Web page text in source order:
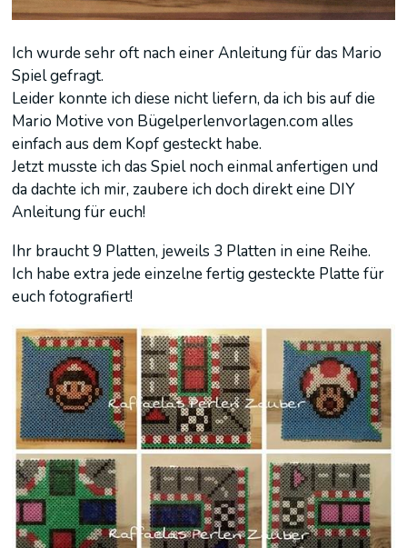
Ich wurde sehr oft nach einer Anleitung für das Mario
Spiel gefragt.
Leider konnte ich diese nicht liefern, da ich bis auf die
Mario Motive von Bügelperlenvorlagen.com alles
einfach aus dem Kopf gesteckt habe.
Jetzt musste ich das Spiel noch einmal anfertigen und
da dachte ich mir, zaubere ich doch direkt eine DIY
Anleitung für euch!
Ihr braucht 9 Platten, jeweils 3 Platten in eine Reihe.
Ich habe extra jede einzelne fertig gesteckte Platte für
euch fotografiert!